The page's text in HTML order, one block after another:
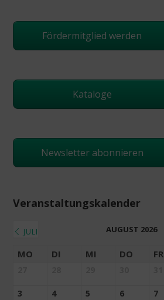
Fördermitglied werden
Kataloge
Newsletter abonnieren
Veranstaltungskalender
JULI AUGUST 2026
MO DI MI DO FR
3 4 5 6 7